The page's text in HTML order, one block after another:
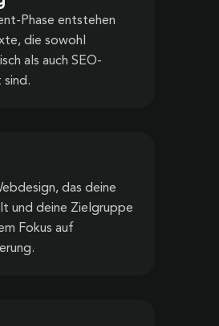
Phase entstehen
die sowohl
als auch SEO-
sind.
das deine
und deine Zielgruppe
Fokus auf